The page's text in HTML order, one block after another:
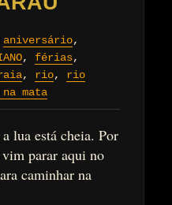
aniversário,
, férias,
, rio, rio
mata
lua está cheia. Por
parar aqui no
caminhar na